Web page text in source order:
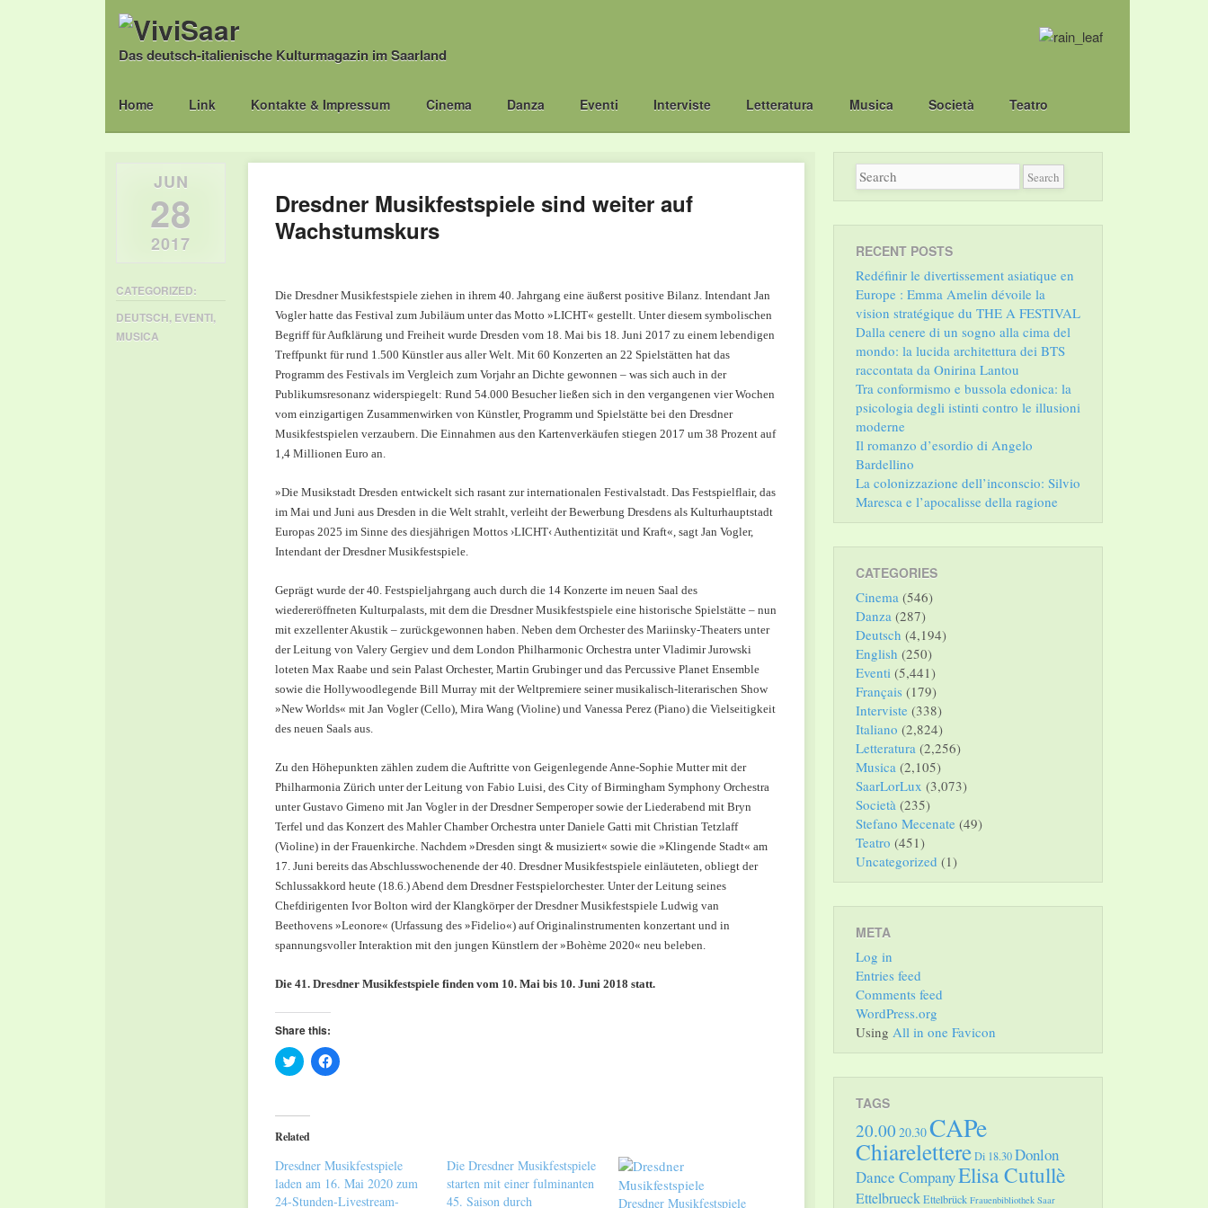
Das deutsch-italienische Kulturmagazin im Saarland
Main menu
Skip
Home Link Kontakte & Impressum Cinema Danza Eventi Interviste Letteratura Musica Società Teatro
Dresdner Musikfestspiele sind weiter auf
Wachstumskurs
Die Dresdner Musikfestspiele ziehen in ihrem 40. Jahrgang eine äußerst positive Bilanz. Intendant Jan
Vogler hatte das Festival zum Jubiläum unter das Motto »LICHT« gestellt. Unter diesem symbolischen
Begriff für Aufklärung und Freiheit wurde Dresden vom 18. Mai bis 18. Juni 2017 zu einem lebendigen
Treffpunkt für rund 1.500 Künstler aus aller Welt. Mit 60 Konzerten an 22 Spielstätten hat das
Programm des Festivals im Vergleich zum Vorjahr an Dichte gewonnen – was sich auch in der
Publikumsresonanz widerspiegelt: Rund 54.000 Besucher ließen sich in den vergangenen vier Wochen
vom einzigartigen Zusammenwirken von Künstler, Programm und Spielstätte bei den Dresdner
Musikfestspielen verzaubern. Die Einnahmen aus den Kartenverkäufen stiegen 2017 um 38 Prozent auf
1,4 Millionen Euro an.
»Die Musikstadt Dresden entwickelt sich rasant zur internationalen Festivalstadt. Das Festspielflair, das
im Mai und Juni aus Dresden in die Welt strahlt, verleiht der Bewerbung Dresdens als Kulturhauptstadt
Europas 2025 im Sinne des diesjährigen Mottos ›LICHT‹ Authentizität und Kraft«, sagt Jan Vogler,
Intendant der Dresdner Musikfestspiele.
Geprägt wurde der 40. Festspieljahrgang auch durch die 14 Konzerte im neuen Saal des
wiedereröffneten Kulturpalasts, mit dem die Dresdner Musikfestspiele eine historische Spielstätte – nun
mit exzellenter Akustik – zurückgewonnen haben. Neben dem Orchester des Mariinsky-Theaters unter
der Leitung von Valery Gergiev und dem London Philharmonic Orchestra unter Vladimir Jurowski
loteten Max Raabe und sein Palast Orchester, Martin Grubinger und das Percussive Planet Ensemble
sowie die Hollywoodlegende Bill Murray mit der Weltpremiere seiner musikalisch-literarischen Show
»New Worlds« mit Jan Vogler (Cello), Mira Wang (Violine) und Vanessa Perez (Piano) die Vielseitigkeit
des neuen Saals aus.
Zu den Höhepunkten zählen zudem die Auftritte von Geigenlegende Anne-Sophie Mutter mit der
Philharmonia Zürich unter der Leitung von Fabio Luisi, des City of Birmingham Symphony Orchestra
unter Gustavo Gimeno mit Jan Vogler in der Dresdner Semperoper sowie der Liederabend mit Bryn
Terfel und das Konzert des Mahler Chamber Orchestra unter Daniele Gatti mit Christian Tetzlaff
(Violine) in der Frauenkirche. Nachdem »Dresden singt & musiziert« sowie die »Klingende Stadt« am
17. Juni bereits das Abschlusswochenende der 40. Dresdner Musikfestspiele einläuteten, obliegt der
Schlussakkord heute (18.6.) Abend dem Dresdner Festspielorchester. Unter der Leitung seines
Chefdirigenten Ivor Bolton wird der Klangkörper der Dresdner Musikfestspiele Ludwig van
Beethovens »Leonore« (Urfassung des »Fidelio«) auf Originalinstrumenten konzertant und in
spannungsvoller Interaktion mit den jungen Künstlern der »Bohème 2020« neu beleben.
Die 41. Dresdner Musikfestspiele finden vom 10. Mai bis 10. Juni 2018 statt.
Share this:
Click
to
(Opens
in
new
Click
to
Related
Dresdner Musikfestspiele
laden am 16. Mai 2020 zum
24-Stunden-Livestream-
Die Dresdner Musikfestspiele
starten mit einer fulminanten
45. Saison durch
Dresdner Musikfestspiele
JUN
28
2017
CATEGORIZED:
DEUTSCH, EVENTI,
MUSICA
RECENT POSTS
Redéfinir le divertissement asiatique en
Europe : Emma Amelin dévoile la
vision stratégique du THE A FESTIVAL
Dalla cenere di un sogno alla cima del
mondo: la lucida architettura dei BTS
raccontata da Onirina Lantou
Tra conformismo e bussola edonica: la
psicologia degli istinti contro le illusioni
moderne
Il romanzo d’esordio di Angelo
Bardellino
La colonizzazione dell’inconscio: Silvio
Maresca e l’apocalisse della ragione
CATEGORIES
Cinema (546)
Danza (287)
Deutsch (4,194)
English (250)
Eventi (5,441)
Français (179)
Interviste (338)
Italiano (2,824)
Letteratura (2,256)
Musica (2,105)
SaarLorLux (3,073)
Società (235)
Stefano Mecenate (49)
Teatro (451)
Uncategorized (1)
META
Log in
Entries feed
Comments feed
WordPress.org
Using All in one Favicon
TAGS
20.00 20.30CAPe
ChiarelettereDi 18.30Donlon
Dance CompanyElisa Cutullè
EttelbrueckEttelbrück Frauenbibliothek Saar